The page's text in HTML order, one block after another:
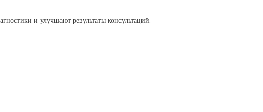
и улучшают результаты консультаций.